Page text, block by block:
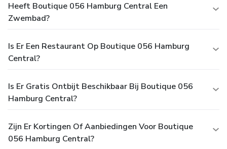
Heeft Boutique 056 Hamburg Central Een
Zwembad?
Is Er Een Restaurant Op Boutique 056 Hamburg
Central?
Is Er Gratis Ontbijt Beschikbaar Bij Boutique 056
Hamburg Central?
Zijn Er Kortingen Of Aanbiedingen Voor Boutique
056 Hamburg Central?